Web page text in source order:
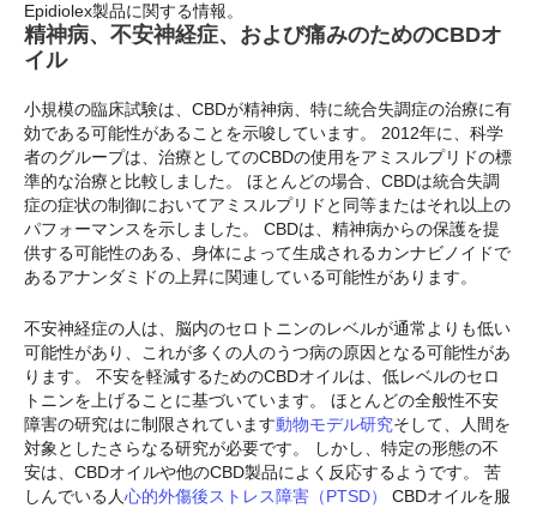
Epidiolex製品に関する情報。
精神病、不安神経症、および痛みのためのCBDオ
イル
小規模の臨床試験は、CBDが精神病、特に統合失調症の治療に有
効である可能性があることを示唆しています。 2012年に、科学
者のグループは、治療としてのCBDの使用をアミスルプリドの標
準的な治療と比較しました。 ほとんどの場合、CBDは統合失調
症の症状の制御においてアミスルプリドと同等またはそれ以上の
パフォーマンスを示しました。 CBDは、精神病からの保護を提
供する可能性のある、身体によって生成されるカンナビノイドで
あるアナンダミドの上昇に関連している可能性があります。
不安神経症の人は、脳内のセロトニンのレベルが通常よりも低い
可能性があり、これが多くの人のうつ病の原因となる可能性があ
ります。 不安を軽減するためのCBDオイルは、低レベルのセロ
トニンを上げることに基づいています。 ほとんどの全般性不安
障害の研究はに制限されています動物モデル研究そして、人間を
対象としたさらなる研究が必要です。 しかし、特定の形態の不
安は、CBDオイルや他のCBD製品によく反応するようです。 苦
しんでいる人心的外傷後ストレス障害（PTSD）
CBDオイルを服